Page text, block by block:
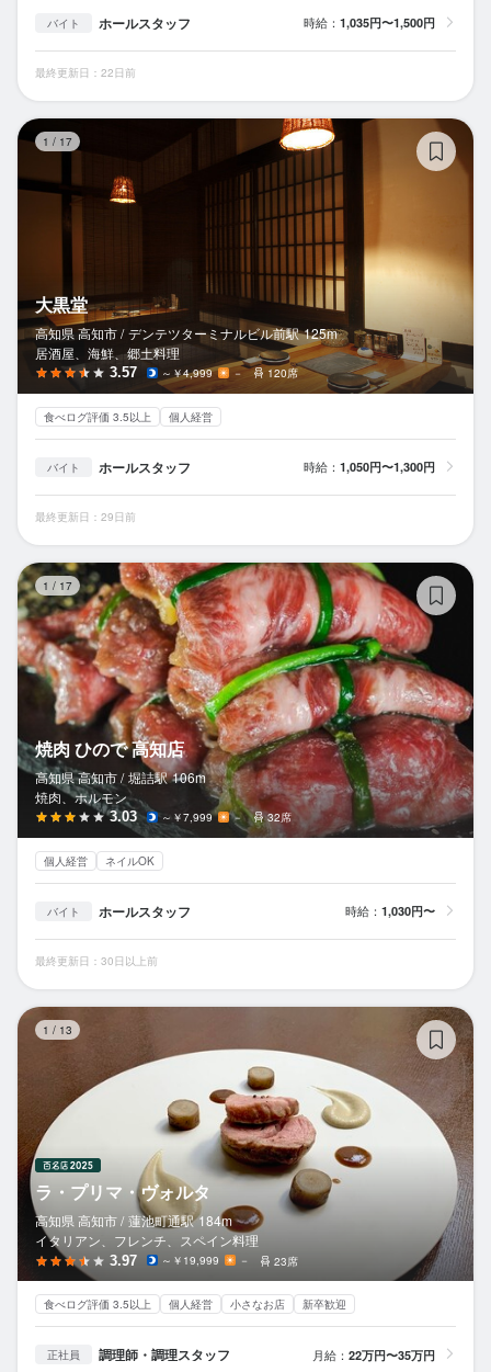
バイト ホールスタッフ 時給： 1,035円〜1,500円
最終更新日：22日前
1 / 17
大黒堂
高知県 高知市 / デンテツターミナルビル前駅 125m
居酒屋、海鮮、郷土料理
3.57 ～￥4,999 － 120席
食べログ評価 3.5以上 個人経営
バイト ホールスタッフ 時給： 1,050円〜1,300円
最終更新日：29日前
1 / 17
焼肉 ひので 高知店
高知県 高知市 / 堀詰駅 106m
焼肉、ホルモン
3.03 ～￥7,999 － 32席
個人経営 ネイルOK
バイト ホールスタッフ 時給： 1,030円〜
最終更新日：30日以上前
1 / 13
ラ・プリマ・ヴォルタ
高知県 高知市 / 蓮池町通駅 184m
イタリアン、フレンチ、スペイン料理
3.97 ～￥19,999 － 23席
食べログ評価 3.5以上 個人経営 小さなお店 新卒歓迎
正社員 調理師・調理スタッフ 月給： 22万円〜35万円